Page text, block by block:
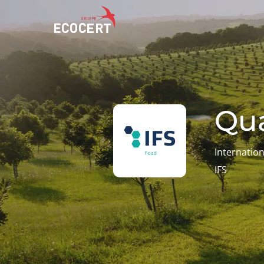
NOS SERVICES
Certification
Formation
Conseil
ECOCERT
Qui sommes nous ?
Actualités
Carrières
IFS